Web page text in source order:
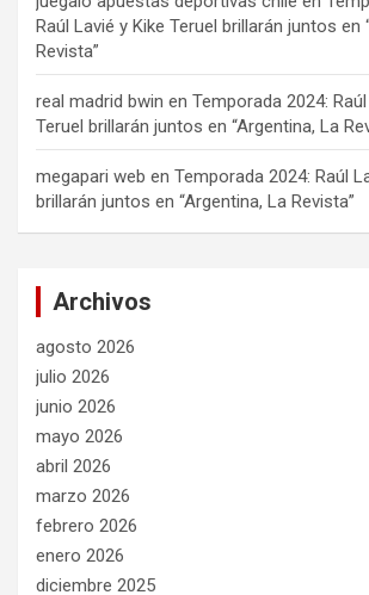
Raúl Lavié y Kike Teruel brillarán juntos en
Revista”
real madrid bwin en Temporada 2024:
Teruel brillarán juntos en “Argentina, La
megapari web en Temporada 2024: Raúl
brillarán juntos en “Argentina, La Revista”
Archivos
agosto 2026
julio 2026
junio 2026
mayo 2026
abril 2026
marzo 2026
febrero 2026
enero 2026
diciembre 2025